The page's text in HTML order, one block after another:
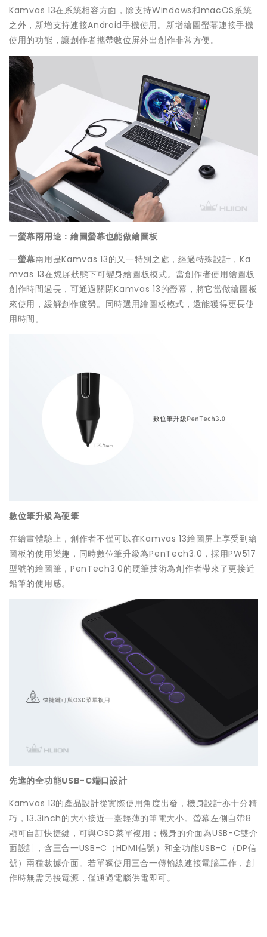
Kamvas 13在系統相容方面，除支持Windows和macOS系統
之外，新增支持連接Android手機使用。新增繪圖螢幕連接手機
使用的功能，讓創作者攜帶數位屏外出創作非常方便。
一螢幕兩用途 ：繪圖螢幕也能做繪圖板
一螢幕兩用是Kamvas 13的又一特別之處，經過特殊設計，Ka
mvas 13在熄屏狀態下可變身繪圖板模式。當創作者使用繪圖板
創作時間過長，可通過關閉Kamvas 13的螢幕，將它當做繪圖板
來使用，緩解創作疲勞。同時選用繪圖板模式，還能獲得更長使
用時間。
數位筆升級為硬筆
在繪畫體驗上，創作者不僅可以在Kamvas 13繪圖屏上享受到繪
圖板的使用樂趣，同時數位筆升級為PenTech3.0，採用PW517
型號的繪圖筆，PenTech3.0的硬筆技術為創作者帶來了更接近
鉛筆的使用感。
先進的全功能USB-C端口設計
Kamvas 13的產品設計從實際使用角度出發，機身設計亦十分精
巧，13.3inch的大小接近一臺輕薄的筆電大小。螢幕左側自帶8
顆可自訂快捷鍵，可與OSD菜單複用；機身的介面為USB-C雙介
面設計，含三合一USB-C（HDMI信號）和全功能USB-C（DP信
號）兩種數據介面。若單獨使用三合一傳輸線連接電腦工作，創
作時無需另接電源，僅通過電腦供電即可。